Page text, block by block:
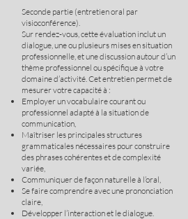
Seconde partie (entretien oral par
visioconférence).
Sur rendez-vous, cette évaluation inclut un
dialogue, une ou plusieurs mises en situation
professionnelle, et une discussion autour d’un
thème professionnel ou spécifique à votre
domaine d’activité. Cet entretien permet de
mesurer votre capacité à :
Employer un vocabulaire courant ou
professionnel adapté à la situation de
communication,
Maîtriser les principales structures
grammaticales nécessaires pour construire
des phrases cohérentes et de complexité
variée,
Communiquer de façon naturelle à l’oral,
Se faire comprendre avec une prononciation
claire,
Développer l’interaction et le dialogue.